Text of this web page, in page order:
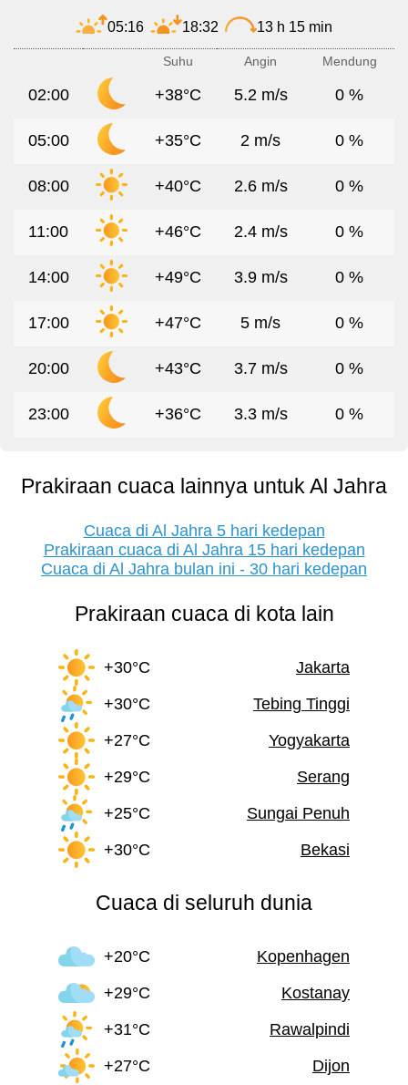
05:16 18:32 13 h 15 min
Suhu Angin Mendung
02:00 +38°C 5.2 m/s 0 %
05:00 +35°C 2 m/s 0 %
08:00 +40°C 2.6 m/s 0 %
11:00 +46°C 2.4 m/s 0 %
14:00 +49°C 3.9 m/s 0 %
17:00 +47°C 5 m/s 0 %
20:00 +43°C 3.7 m/s 0 %
23:00 +36°C 3.3 m/s 0 %
Prakiraan cuaca lainnya untuk Al Jahra
Cuaca di Al Jahra 5 hari kedepan
Prakiraan cuaca di Al Jahra 15 hari kedepan
Cuaca di Al Jahra bulan ini - 30 hari kedepan
Prakiraan cuaca di kota lain
+30°C
Jakarta
+30°C
Tebing Tinggi
+27°C
Yogyakarta
+29°C
Serang
+25°C
Sungai Penuh
+30°C
Bekasi
Cuaca di seluruh dunia
+20°C
Kopenhagen
+29°C
Kostanay
+31°C
Rawalpindi
+27°C
Dijon